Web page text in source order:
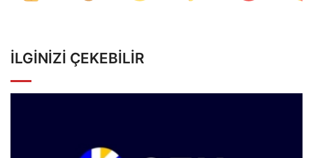
İLGINIZI ÇEKEBILIR